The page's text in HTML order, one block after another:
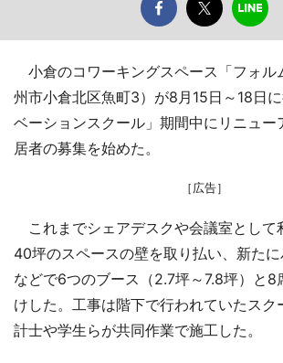
小倉のコワーキングスペース「フォル
州市小倉北区魚町3）が8月15日～18日
ベーションスクール」期間中にリニュー
居者の募集を始めた。
［広告］
これまでシェアデスクや会議室として
40坪のスペースの壁を取り払い、新た
などで6つのブース（2.7坪～7.8坪）と8
けした。工事は階下で行われていたスク
計士や学生らが共同作業で施工した。